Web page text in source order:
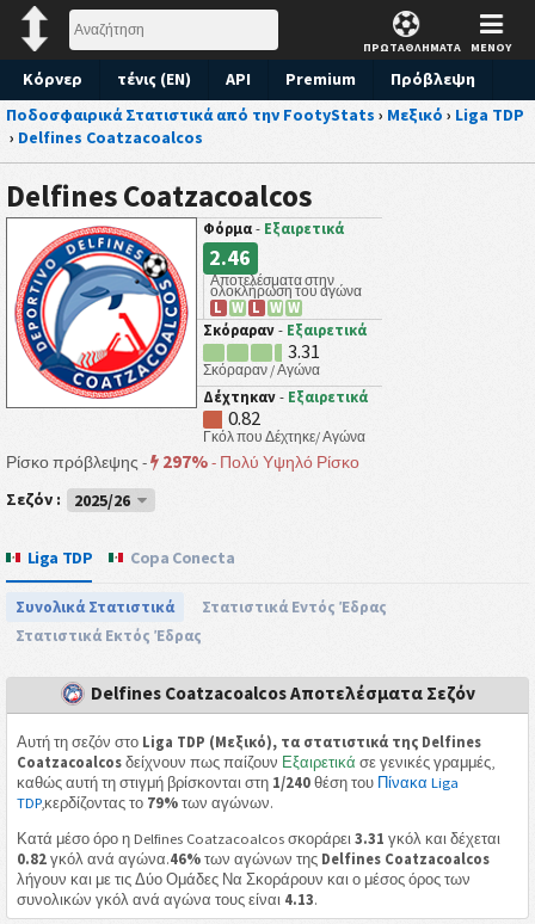
ΠΡΩΤΑΘΛΗΜΑΤΑ ΜΕΝΟΥ
Κόρνερ τένις (EN) API Premium
Πρόβλεψη
Ποδοσφαιρικά Στατιστικά από την FootyStats › Μεξικό › Liga TDP
› Delfines Coatzacoalcos
Delfines Coatzacoalcos
Φόρμα - Εξαιρετικά
2.46
Αποτελέσματα στην
ολοκλήρωση του αγώνα
L W L W W
Σκόραραν - Εξαιρετικά
3.31
Σκόραραν / Αγώνα
Δέχτηκαν - Εξαιρετικά
0.82
Γκόλ που Δέχτηκε/ Αγώνα
Ρίσκο πρόβλεψης - 297%- Πολύ Υψηλό Ρίσκο
Σεζόν :
2025/26
Liga TDP Copa Conecta
Συνολικά Στατιστικά
Στατιστικά Εντός Έδρας
Στατιστικά Εκτός Έδρας
Delfines Coatzacoalcos Αποτελέσματα Σεζόν
Αυτή τη σεζόν στο Liga TDP (Μεξικό), τα στατιστικά της Delfines
Coatzacoalcos δείχνουν πως παίζουν Εξαιρετικά σε γενικές γραμμές,
καθώς αυτή τη στιγμή βρίσκονται στη 1/240θέση του Πίνακα Liga
TDP,κερδίζοντας το 79%των αγώνων.
Κατά μέσο όρο η Delfines Coatzacoalcos σκοράρει 3.31 γκόλ και δέχεται
0.82γκόλ ανά αγώνα.46%των αγώνων της Delfines Coatzacoalcos
λήγουν και με τις Δύο Ομάδες Να Σκοράρουν και ο μέσος όρος των
συνολικών γκόλ ανά αγώνα τους είναι 4.13.